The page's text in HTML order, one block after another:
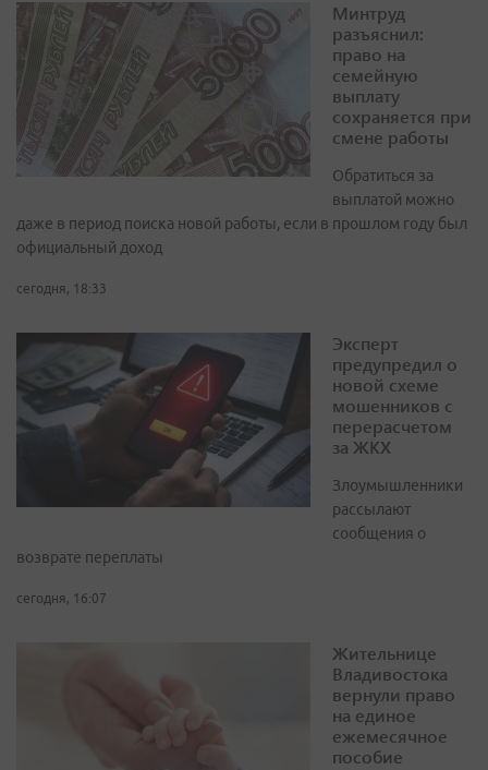
Минтруд
разъяснил:
право на
семейную
выплату
сохраняется при
смене работы
Обратиться за
выплатой можно
даже в период поиска новой работы, если в прошлом году был
официальный доход
сегодня, 18:33
Эксперт
предупредил о
новой схеме
мошенников с
перерасчетом
за ЖКХ
Злоумышленники
рассылают
сообщения о
возврате переплаты
сегодня, 16:07
Жительнице
Владивостока
вернули право
на единое
ежемесячное
пособие